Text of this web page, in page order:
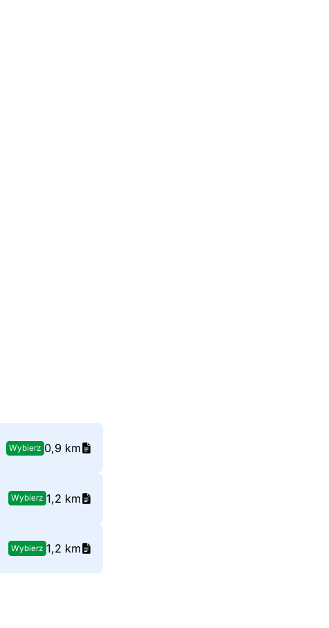
Wybierz 0,9 km
Wybierz 1,2 km
Wybierz 1,2 km